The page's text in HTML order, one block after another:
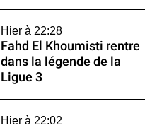
Hier à 22:28
Fahd El Khoumisti rentre
dans la légende de la
Ligue 3
Hier à 22:02